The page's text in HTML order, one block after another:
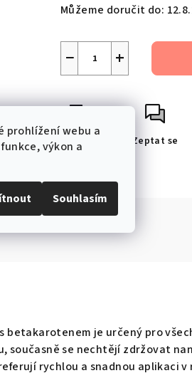
prohlížení webu a
výkon a
Souhlasím
Můžeme doručit do:
+
−
Tisk Zeptat se
betakarotenem je určený pro
současně se nechtějí zdržovat
rychlou a snadnou aplikaci v